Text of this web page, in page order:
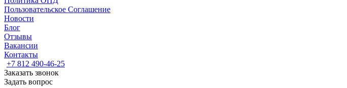
Пользовательское Соглашение
Новости
Блог
Отзывы
Вакансии
Контакты
+7 812 490-46-25
Заказать звонок
Задать вопрос